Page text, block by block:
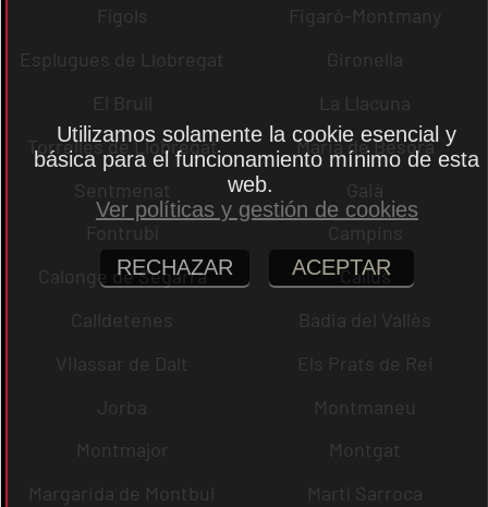
Fígols
Figaró-Montmany
Esplugues de Llobregat
Gironella
El Brull
La Llacuna
Torrelles de Llobregat
Maria de Besora
Sentmenat
Gaià
Fontrubí
Campins
Calonge de Segarra
Callús
Calldetenes
Badia del Vallès
Vilassar de Dalt
Els Prats de Rei
Jorba
Montmaneu
Montmajor
Montgat
Margarida de Montbui
Martí Sarroca
Utilizamos solamente la cookie esencial y
básica para el funcionamiento mínimo de esta
web.
Ver políticas y gestión de cookies
RECHAZAR ACEPTAR